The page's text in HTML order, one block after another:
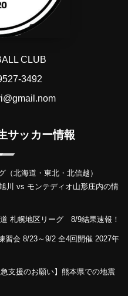
CLUB
3492
サッカー情報
北海道・東北・北信越）
川 vs モンテディオ山形庄内の情
札幌地区リーグ 8/9結果速報！
習会 8/23～9/2 全4回開催 2027年
支援のお願い】熊本県での地震